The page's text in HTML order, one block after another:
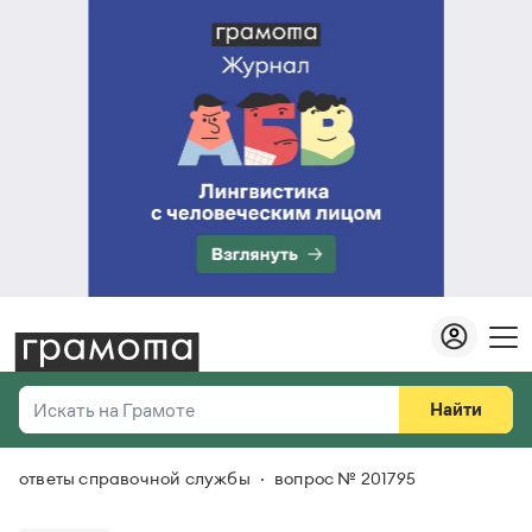
Искать на Грамоте
Справочная служба
Найти
Везде
ответы справочной службы вопрос № 201795